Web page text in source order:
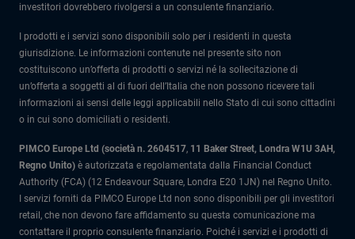
investitori dovrebbero rivolgersi a un consulente finanziario.
I prodotti e i servizi sono disponibili solo per i residenti in questa
giurisdizione. Le informazioni contenute nel presente sito non
costituiscono un’offerta di prodotti o servizi né la sollecitazione di
un’offerta a soggetti al di fuori dell’Italia che non possono ricevere tali
informazioni ai sensi delle leggi applicabili nello Stato di cui sono cittadini
o in cui sono domiciliati o residenti.
PIMCO Europe Ltd (società n. 2604517, 11 Baker Street, Londra W1U 3AH,
Regno Unito) è autorizzata e regolamentata dalla Financial Conduct
Authority (FCA) (12 Endeavour Square, Londra E20 1JN) nel Regno Unito.
I servizi forniti da PIMCO Europe Ltd non sono disponibili per gli investitori
retail, che non devono fare affidamento su questa comunicazione ma
contattare il proprio consulente finanziario. Poiché i servizi e i prodotti di